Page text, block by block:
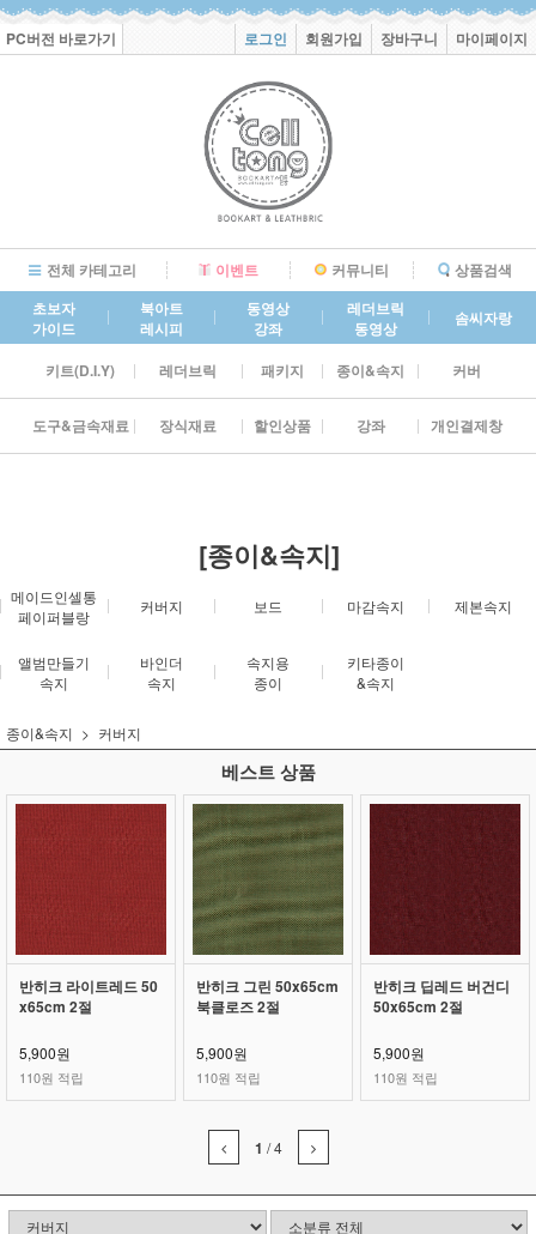
PC버전 바로가기 로그인 회원가입 장바구니 마이페이지
전체 카테고리 이벤트 커뮤니티
상품검색
초보자
가이드
북아트
레시피
동영상
강좌
레더브릭
동영상
솜씨자랑
키트(D.I.Y) 레더브릭 패키지 종이&속지 커버
도구&금속재료 장식재료 할인상품 강좌 개인결제창
[종이&속지]
메이드인셀통
페이퍼블랑
커버지 보드 마감속지 제본속지
앨범만들기
속지
바인더
속지
속지용
종이
키타종이
&속지
종이&속지 커버지
베스트 상품
반히크 라이트레드 50
x65cm 2절
5,900원
110원 적립
반히크 그린 50x65cm
북클로즈 2절
5,900원
110원 적립
반히크 딥레드 버건디
50x65cm 2절
5,900원
110원 적립
1 /4